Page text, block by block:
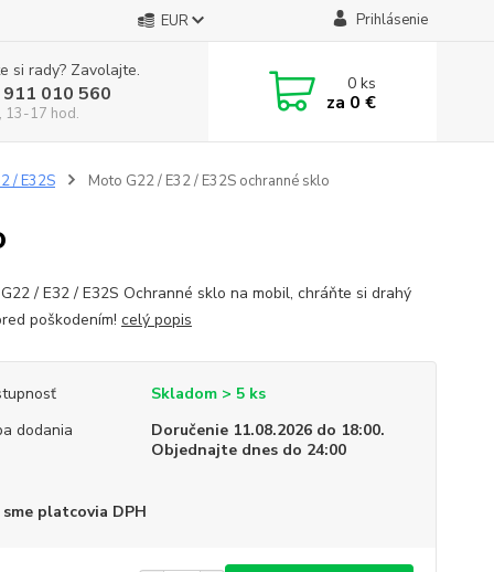
EUR Prihlásenie
si rady? Zavolajte.
010 560
13-17 hod.
0ks
za 0 €
/ E32S Moto G22 / E32 / E32S ochranné sklo
/ E32 / E32S Ochranné sklo na mobil, chráňte si drahý
poškodením! celý popis
Skladom > 5 ks
dodania
Doručenie 11.08.2026 do 18:00.
Objednajte dnes do 24:00
sme platcovia DPH